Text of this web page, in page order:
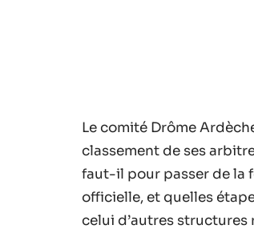
Le comité Drôme
classement de ses
faut-il pour passer de la
officielle, et quelles
celui d’autres structures